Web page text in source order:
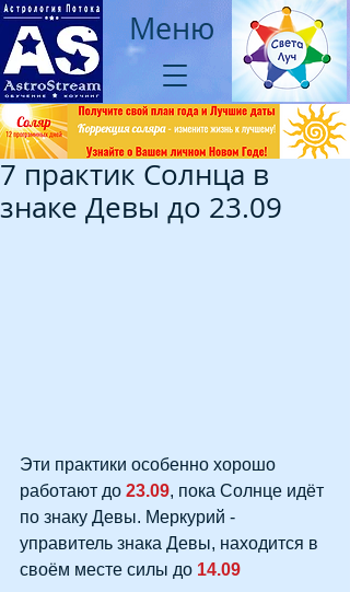
Меню
7 практик Солнца в
знаке Девы до 23.09
Эти практики особенно хорошо
работают до 23.09, пока Солнце идёт
по знаку Девы. Меркурий -
управитель знака Девы, находится в
своём месте силы до 14.09